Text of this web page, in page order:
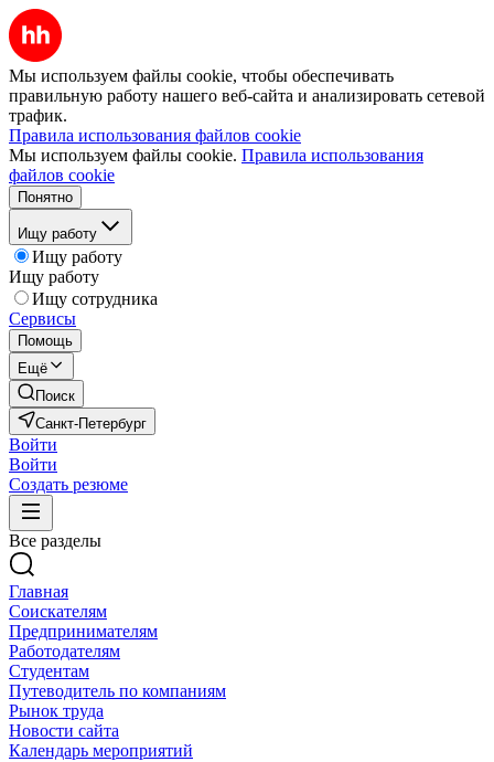
Мы используем файлы cookie, чтобы обеспечивать
правильную работу нашего веб-сайта и анализировать сетевой
трафик.
Правила использования файлов cookie
Мы используем файлы cookie. Правила использования
файлов cookie
Понятно
Ищу работу
Ищу работу
Ищу работу
Ищу сотрудника
Сервисы
Помощь
Ещё
Поиск
Санкт-Петербург
Войти
Войти
Создать резюме
Все разделы
Главная
Соискателям
Предпринимателям
Работодателям
Студентам
Путеводитель по компаниям
Рынок труда
Новости сайта
Календарь мероприятий